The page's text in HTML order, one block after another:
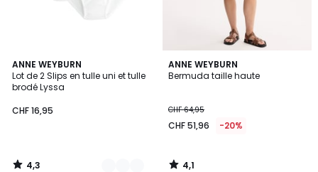
ANNE WEYBURN
Lot de 2 Slips en tulle uni et tulle
brodé Lyssa
CHF 16,95
4,3
/ 5
5
Couleurs
4,3
ANNE WEYBURN
Bermuda taille haute
CHF 64,95
CHF 51,96 -20%
4,1
/ 5
4,1